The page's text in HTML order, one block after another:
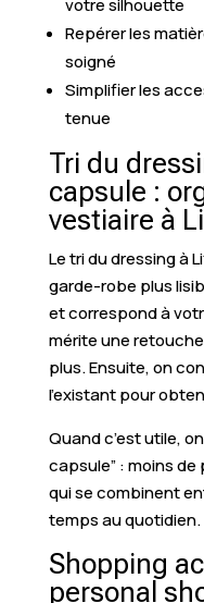
votre silhouette
Repérer les
soigné
Simplifier les
tenue
Tri du
capsule :
vestiaire à
Le tri du dressing à
garde-robe plus
et correspond à
mérite une
plus. Ensuite, on
l’existant pour
Quand c’est utile,
capsule” : moins
qui se combinent
temps au quotidien.
Shopping
personal